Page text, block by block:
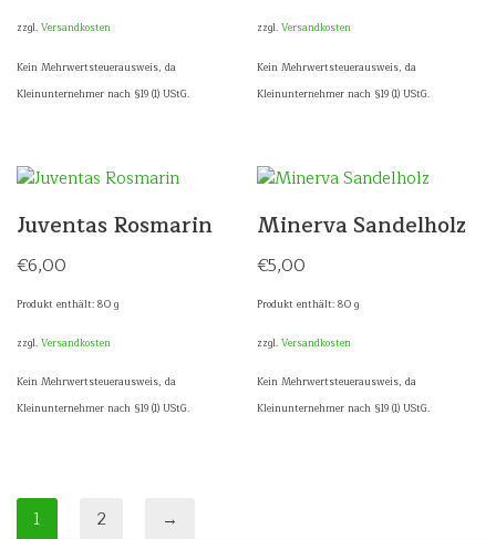
zzgl. Versandkosten
Kein Mehrwertsteuerausweis, da
Kleinunternehmer nach §19 (1) UStG.
zzgl.Versandkosten
Kein Mehrwertsteuerausweis, da
Kleinunternehmer nach §19 (1) UStG.
Juventas Rosmarin
€6,00
Produkt enthält: 80 g
zzgl. Versandkosten
Kein Mehrwertsteuerausweis, da
Kleinunternehmer nach §19 (1) UStG.
Minerva Sandelholz
€5,00
Produkt enthält: 80g
zzgl.Versandkosten
Kein Mehrwertsteuerausweis, da
Kleinunternehmer nach §19 (1) UStG.
1 2 →